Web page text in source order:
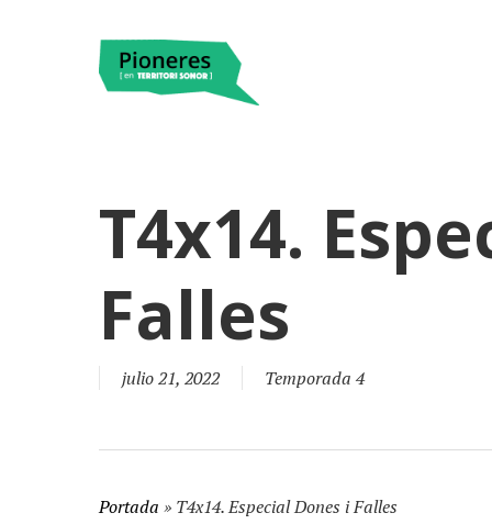
T4x14.
Falles
julio 21, 2022 Temporada 4
Portada » T4x14. Especial Dones i Falles